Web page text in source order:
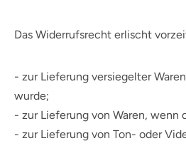
Das Widerrufsrecht erlischt
- zur Lieferung versiegelter
wurde;
- zur Lieferung von Waren,
- zur Lieferung von Ton- oder